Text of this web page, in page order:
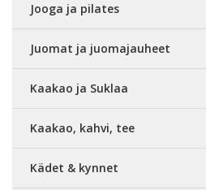
Jooga ja pilates
Juomat ja juomajauheet
Kaakao ja Suklaa
Kaakao, kahvi, tee
Kädet & kynnet